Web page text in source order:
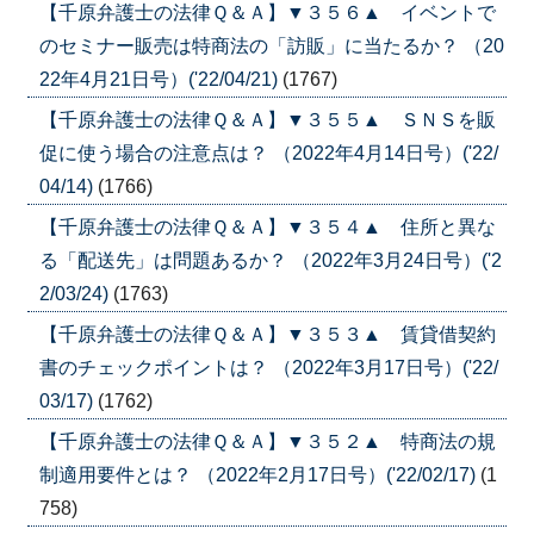
【千原弁護士の法律Ｑ＆Ａ】▼３５６▲ イベントで
のセミナー販売は特商法の「訪販」に当たるか？ （20
22年4月21日号）('22/04/21) (1767)
【千原弁護士の法律Ｑ＆Ａ】▼３５５▲ ＳＮＳを販
促に使う場合の注意点は？ （2022年4月14日号）('22/
04/14) (1766)
【千原弁護士の法律Ｑ＆Ａ】▼３５４▲ 住所と異な
る「配送先」は問題あるか？ （2022年3月24日号）('2
2/03/24) (1763)
【千原弁護士の法律Ｑ＆Ａ】▼３５３▲ 賃貸借契約
書のチェックポイントは？ （2022年3月17日号）('22/
03/17) (1762)
【千原弁護士の法律Ｑ＆Ａ】▼３５２▲ 特商法の規
制適用要件とは？ （2022年2月17日号）('22/02/17) (1
758)